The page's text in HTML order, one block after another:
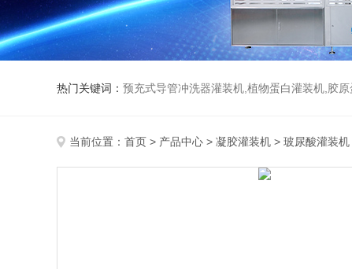
热门关键词： 预充式导管冲洗器灌装机,植物蛋白灌装机,胶
当前位置： 首页 > 产品中心 > 凝胶灌装机 > 玻尿酸灌装机